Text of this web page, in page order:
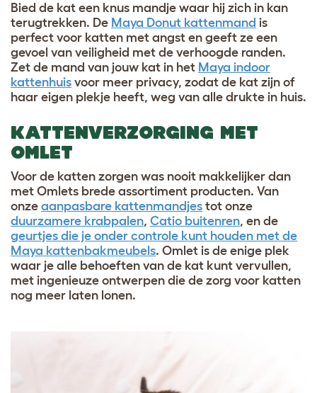
Bied de kat een knus mandje waar hij zich in kan
terugtrekken. De Maya Donut kattenmand is
perfect voor katten met angst en geeft ze een
gevoel van veiligheid met de verhoogde randen.
Zet de mand van jouw kat in het Maya indoor
kattenhuis voor meer privacy, zodat de kat zijn of
haar eigen plekje heeft, weg van alle drukte in huis.
KATTENVERZORGING MET
OMLET
Voor de katten zorgen was nooit makkelijker dan
met Omlets brede assortiment producten. Van
onze aanpasbare kattenmandjes tot onze
duurzamere krabpalen, Catio buitenren, en de
geurtjes die je onder controle kunt houden met de
Maya kattenbakmeubels. Omlet is de enige plek
waar je alle behoeften van de kat kunt vervullen,
met ingenieuze ontwerpen die de zorg voor katten
nog meer laten lonen.